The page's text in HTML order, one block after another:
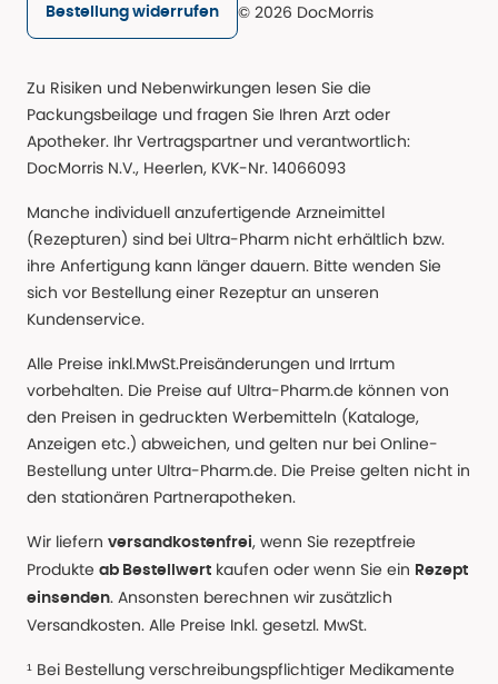
Bestellung widerrufen © 2026 DocMorris
Zu Risiken und Nebenwirkungen lesen Sie die
Packungsbeilage und fragen Sie Ihren Arzt oder
Apotheker. Ihr Vertragspartner und verantwortlich:
DocMorris N.V., Heerlen, KVK-Nr. 14066093
Manche individuell anzufertigende Arzneimittel
(Rezepturen) sind bei Ultra-Pharm nicht erhältlich bzw.
ihre Anfertigung kann länger dauern. Bitte wenden Sie
sich vor Bestellung einer Rezeptur an unseren
Kundenservice.
Alle Preise inkl.MwSt.Preisänderungen und Irrtum
vorbehalten. Die Preise auf Ultra-Pharm.de können von
den Preisen in gedruckten Werbemitteln (Kataloge,
Anzeigen etc.) abweichen, und gelten nur bei Online-
Bestellung unter Ultra-Pharm.de. Die Preise gelten nicht in
den stationären Partnerapotheken.
Wir liefern versandkostenfrei, wenn Sie rezeptfreie
Produkte ab Bestellwert kaufen oder wenn Sie ein Rezept
einsenden. Ansonsten berechnen wir zusätzlich
Versandkosten. Alle Preise Inkl. gesetzl. MwSt.
¹ Bei Bestellung verschreibungspflichtiger Medikamente